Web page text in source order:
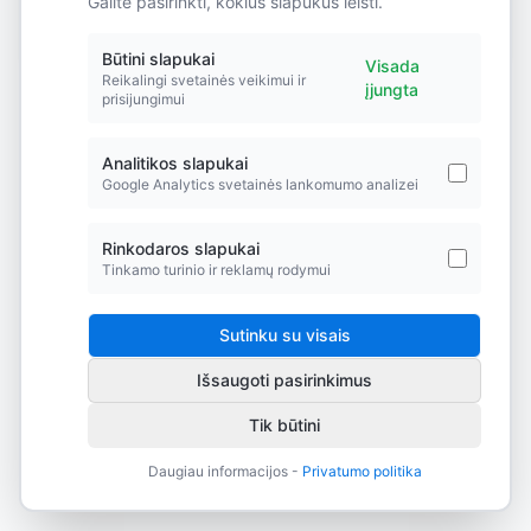
Būtini slapukai
Reikalingi svetainės veikimui ir
prisijungimui
Visada
įjungta
Analitikos slapukai
Google Analytics svetainės lankomumo analizei
Rinkodaros slapukai
Tinkamo turinio ir reklamų rodymui
Sutinku su visais
Išsaugoti pasirinkimus
Tik būtini
Daugiau informacijos - Privatumo politika